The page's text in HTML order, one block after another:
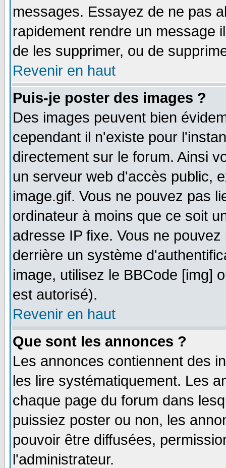
messages. Essayez de ne pas
rapidement rendre un message
de les supprimer, ou de
Revenir en haut
Puis-je poster des images ?
Des images peuvent bien
cependant il n'existe pour
directement sur le forum. Ainsi
un serveur web d'accès public,
image.gif. Vous ne pouvez pas
ordinateur à moins que ce soit
adresse IP fixe. Vous ne
derrière un système
image, utilisez le BBCode [img]
est autorisé).
Revenir en haut
Que sont les annonces ?
Les annonces contiennent des
les lire systématiquement. Les
chaque page du forum dans
puissiez poster ou non, les
pouvoir être diffusées,
l'administrateur.